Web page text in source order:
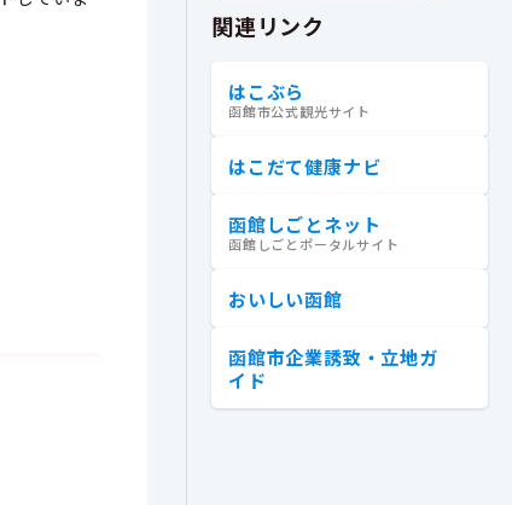
関連リンク
はこぶら
函館市公式観光サイト
はこだて健康ナビ
函館しごとネット
函館しごとポータルサイト
おいしい函館
函館市企業誘致・立地ガ
イド